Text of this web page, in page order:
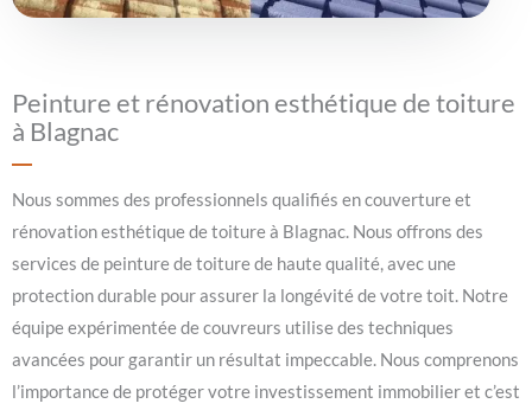
Peinture et rénovation esthétique de toiture
à Blagnac
Nous sommes des professionnels qualifiés en couverture et
rénovation esthétique de toiture à Blagnac. Nous offrons des
services de peinture de toiture de haute qualité, avec une
protection durable pour assurer la longévité de votre toit. Notre
équipe expérimentée de couvreurs utilise des techniques
avancées pour garantir un résultat impeccable. Nous comprenons
l’importance de protéger votre investissement immobilier et c’est